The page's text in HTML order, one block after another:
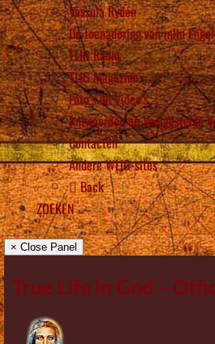
Vassula Rydén
De toenadering van mijn Engel
TLIG Radio
TLIG Magazine
Foto’s en Video’s
Antwoorden op Veelgestelde
Contacten
Andere WLIG-sites
Back
ZOEKEN
× Close Panel
True Life in God –